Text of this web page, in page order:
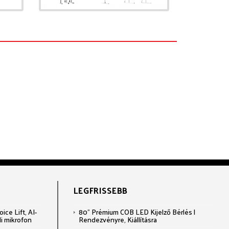
Lift, AI-
mikrofon
LEGFRISSEBB
80" Prémium COB LED Kijelző Bérlés |
Rendezvényre, Kiállításra